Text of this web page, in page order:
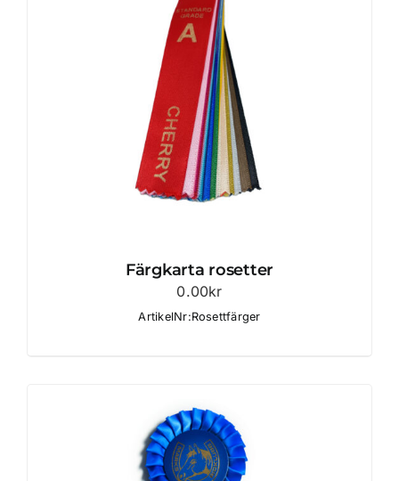
Färgkarta rosetter
0.00kr
ArtikelNr:Rosettfärger